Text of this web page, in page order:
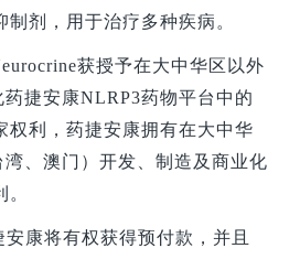
剂，用于治疗多种疾病。
获授予在大中华区以外
捷安康NLRP3药物平台中的
权利，药捷安康拥有在大中华
、澳门）开发、制造及商业化
康将有权获得预付款，并且